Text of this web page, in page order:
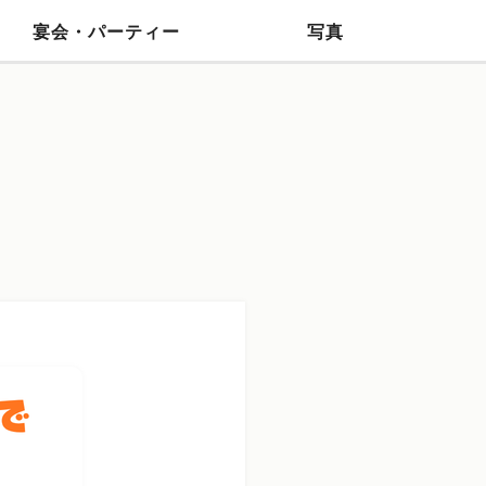
宴会・パーティー 写真